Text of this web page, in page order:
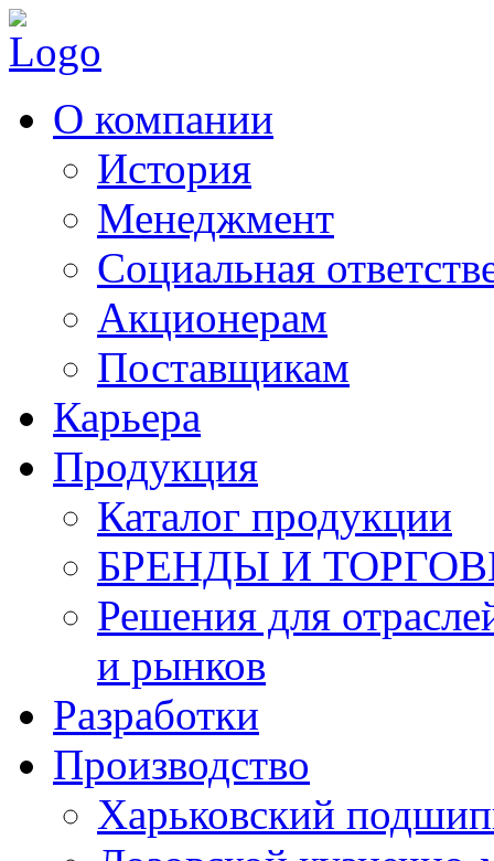
О компании
История
Менеджмент
Социальная
Акционерам
Поставщикам
Карьера
Продукция
Каталог продукции
БРЕНДЫ И
Решения для
и рынков
Разработки
Производство
Харьковский